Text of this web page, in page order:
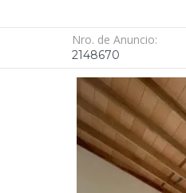
Nro. de Anuncio:
2148670